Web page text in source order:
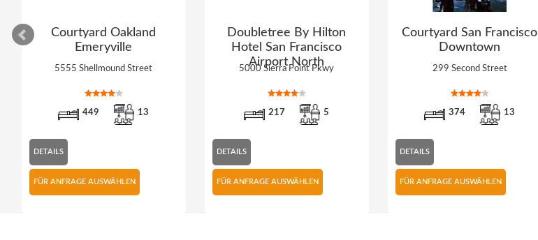
Courtyard Oakland
Emeryville
5555 Shellmound Street
449 13
DETAILS
FÜR ANFRAGE AUSWÄHLEN
Doubletree By Hilton
Hotel San Francisco
Airport North
5000 Sierra Point Pkwy
217 5
DETAILS
FÜR ANFRAGE AUSWÄHLEN
Courtyard San Francisco
Downtown
299 Second Street
374 13
DETAILS
FÜR ANFRAGE AUSWÄHLEN